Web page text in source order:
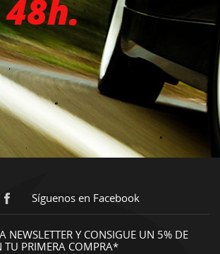
Síguenos en Facebook
NEWSLETTER Y CONSIGUE UN 5% DE
TU PRIMERA COMPRA*